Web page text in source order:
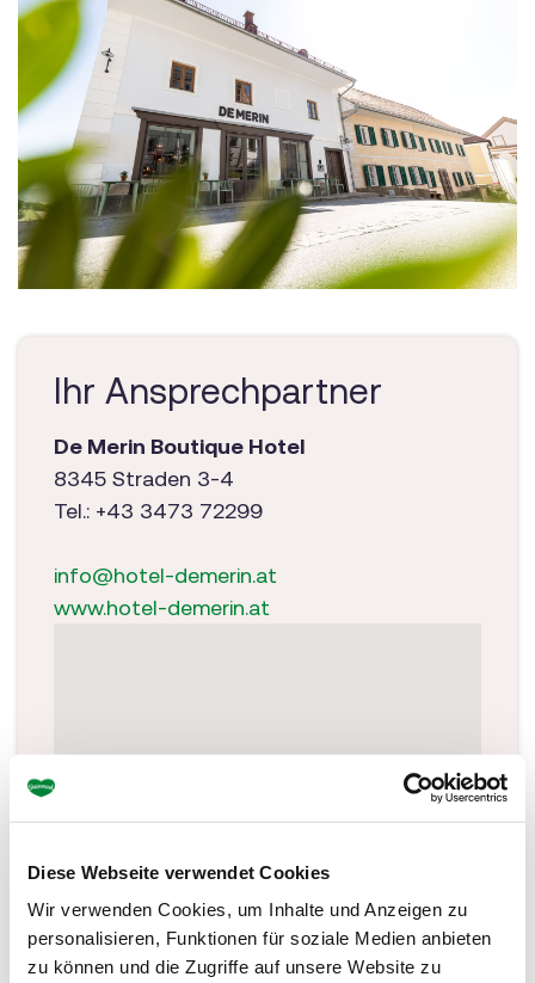
Diese Webseite verwendet Cookies
Wir verwenden Cookies, um Inhalte und Anzeigen zu
personalisieren, Funktionen für soziale Medien anbieten
zu können und die Zugriffe auf unsere Website zu
Ihr Ansprechpartner
De Merin Boutique Hotel
8345 Straden 3-4
Tel.: +43 3473 72299
info@hotel-demerin.at
www.hotel-demerin.at